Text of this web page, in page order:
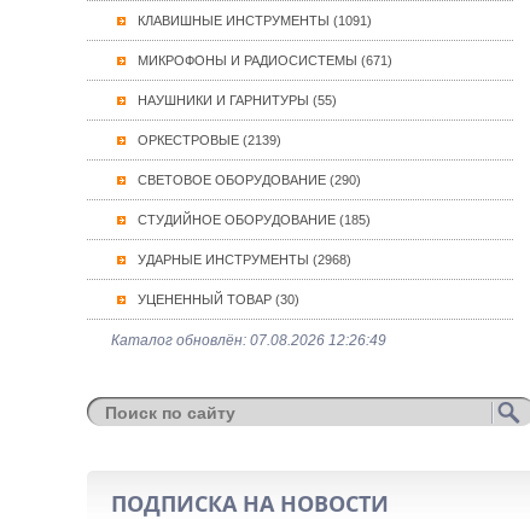
КЛАВИШНЫЕ ИНСТРУМЕНТЫ (1091)
МИКРОФОНЫ И РАДИОСИСТЕМЫ (671)
НАУШНИКИ И ГАРНИТУРЫ (55)
ОРКЕСТРОВЫЕ (2139)
СВЕТОВОЕ ОБОРУДОВАНИЕ (290)
СТУДИЙНОЕ ОБОРУДОВАНИЕ (185)
УДАРНЫЕ ИНСТРУМЕНТЫ (2968)
УЦЕНЕННЫЙ ТОВАР (30)
Каталог обновлён: 07.08.2026 12:26:49
ПОДПИСКА НА НОВОСТИ